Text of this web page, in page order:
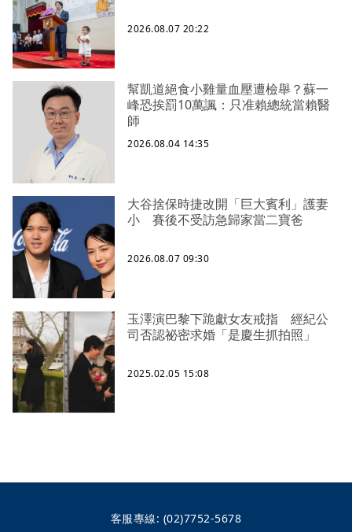
2026.08.07 20:22
幫凱道絕食小雞量血壓遭檢舉？蘇一
峰恐挨罰10萬諷：只准賴總統當賴醫
師
2026.08.04 14:35
大谷捨保時捷改開「巨大賓利」護妻
小 賽後不受訪急歸家當二寶爸
2026.08.07 09:30
玉澤演巴黎下跪獻女友戒指 經紀公
司否認祕密求婚「是慶生抓拍照」
2025.02.05 15:08
客服專線: (02)7752-5678